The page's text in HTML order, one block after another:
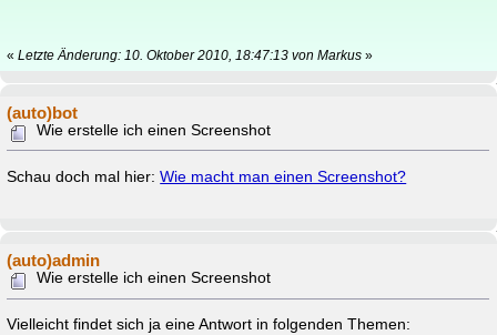
«Letzte Änderung: 10. Oktober 2010, 18:47:13 von Markus »
(auto)bot
Wie erstelle ich einen Screenshot
Schau doch mal hier:Wie macht man einen Screenshot?
(auto)admin
Wie erstelle ich einen Screenshot
Vielleicht findet sich ja eine Antwort in folgenden Themen: